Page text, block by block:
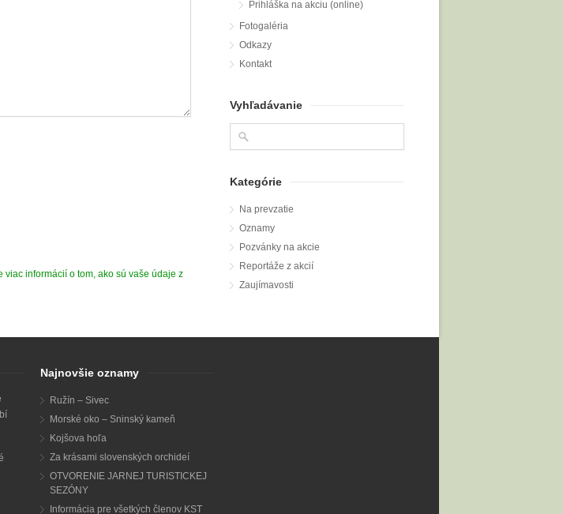
viac informácií o tom, ako sú vaše údaje z
Prihláška na akciu (online)
Fotogaléria
Odkazy
Kontakt
Vyhľadávanie
Kategórie
Na prevzatie
Oznamy
Pozvánky na akcie
Reportáže z akcií
Zaujímavosti
Najnovšie oznamy
Ružín – Sivec
Morské oko – Sninský kameň
Kojšova hoľa
Za krásami slovenských orchideí
OTVORENIE JARNEJ TURISTICKEJ
SEZÓNY
Informácia pre všetkých členov KST